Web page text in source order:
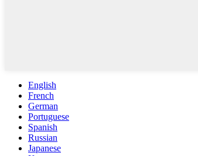
English
French
German
Portuguese
Spanish
Russian
Japanese